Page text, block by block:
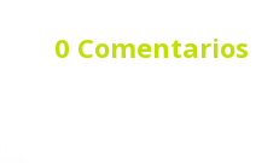
0 Comentarios